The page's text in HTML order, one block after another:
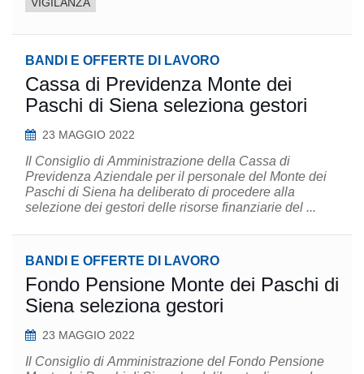
VIGILANZA
BANDI E OFFERTE DI LAVORO
Cassa di Previdenza Monte dei
Paschi di Siena seleziona gestori
23 MAGGIO 2022
Il Consiglio di Amministrazione della Cassa di
Previdenza Aziendale per il personale del Monte dei
Paschi di Siena ha deliberato di procedere alla
selezione dei gestori delle risorse finanziarie del ...
BANDI E OFFERTE DI LAVORO
Fondo Pensione Monte dei Paschi di
Siena seleziona gestori
23 MAGGIO 2022
Il Consiglio di Amministrazione del Fondo Pensione